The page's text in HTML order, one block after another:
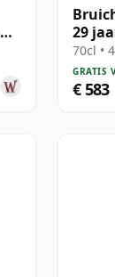
29
70cl •
GRATIS
€ 583